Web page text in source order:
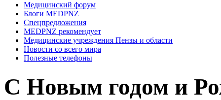
Медицинский форум
Блоги MEDPNZ
Спецпредложения
MEDPNZ рекомендует
Медицинские учреждения Пензы и области
Новости со всего мира
Полезные телефоны
С Новым годом и